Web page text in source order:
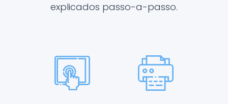
explicados passo-a-passo.